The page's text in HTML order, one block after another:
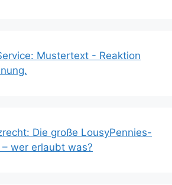
Mustertext - Reaktion
Die große LousyPennies-
wer erlaubt was?